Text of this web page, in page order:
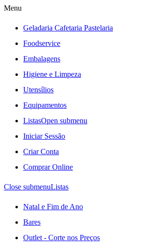
Menu
Geladaria Cafetaria Pastelaria
Foodservice
Embalagens
Higiene e Limpeza
Utensílios
Equipamentos
ListasOpen submenu
Iniciar Sessão
Criar Conta
Comprar Online
Close submenuListas
Natal e Fim de Ano
Bares
Outlet - Corte nos Preços